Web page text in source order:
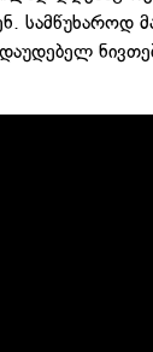
სამწუხაროდ